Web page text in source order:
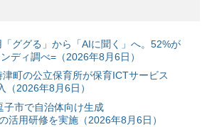
ググる」から「AIに聞く」へ。52%が
ディ調べ=（2026年8月6日）
町の公立保育所が保育ICTサービス
（2026年8月6日）
子市で自治体向け生成
活用研修を実施（2026年8月6日）